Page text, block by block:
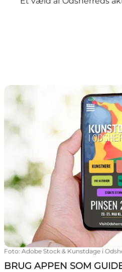
BRUG APPEN SOM GUIDE
Foto: Adobe Stock & Kunstdage i
BRUG APPEN SOM